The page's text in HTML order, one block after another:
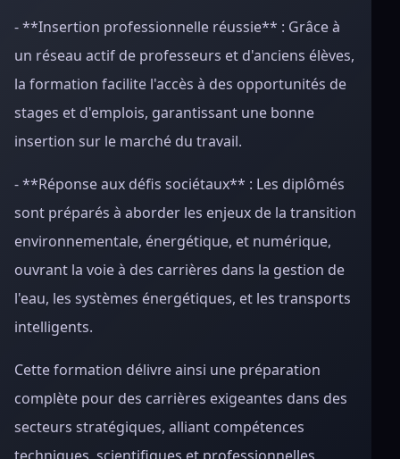
- **Insertion professionnelle réussie** : Grâce à
un réseau actif de professeurs et d'anciens élèves,
la formation facilite l'accès à des opportunités de
stages et d'emplois, garantissant une bonne
insertion sur le marché du travail.
- **Réponse aux défis sociétaux** : Les diplômés
sont préparés à aborder les enjeux de la transition
environnementale, énergétique, et numérique,
ouvrant la voie à des carrières dans la gestion de
l'eau, les systèmes énergétiques, et les transports
intelligents.
Cette formation délivre ainsi une préparation
complète pour des carrières exigeantes dans des
secteurs stratégiques, alliant compétences